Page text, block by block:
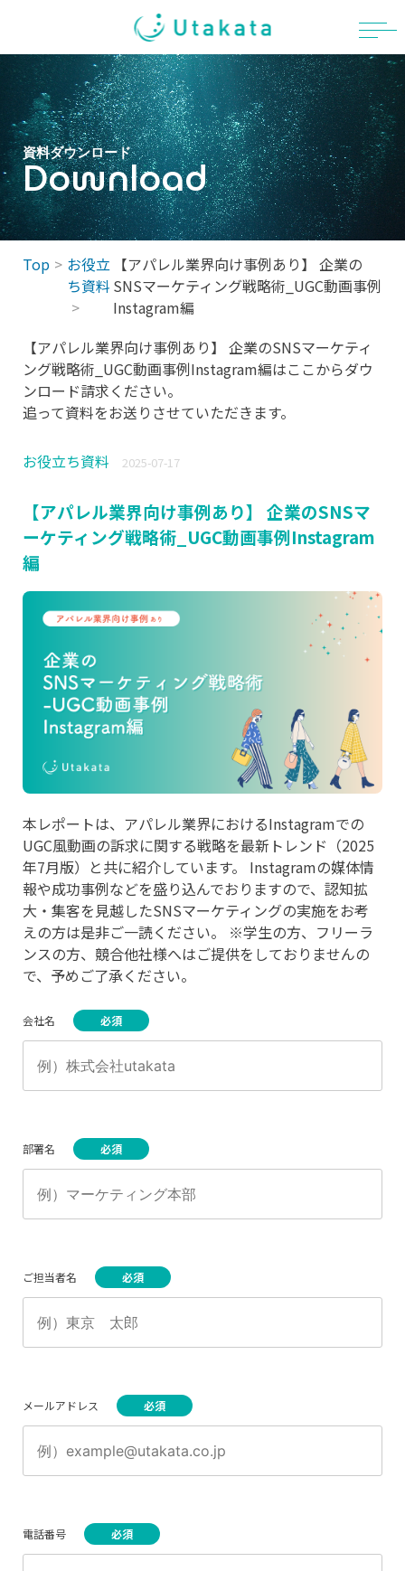
content
資料ダウンロード
Download
Top
お役立
ち資料
【アパレル業界向け事例あり】 企業の
SNSマーケティング戦略術_UGC動画事例
Instagram編
【アパレル業界向け事例あり】 企業のSNSマーケティ
ング戦略術_UGC動画事例Instagram編はここからダウ
ンロード請求ください。
追って資料をお送りさせていただきます。
お役立ち資料 2025-07-17
【アパレル業界向け事例あり】 企業のSNSマ
ーケティング戦略術_UGC動画事例Instagram
編
本レポートは、アパレル業界におけるInstagramでの
UGC風動画の訴求に関する戦略を最新トレンド（2025
年7月版）と共に紹介しています。 Instagramの媒体情
報や成功事例などを盛り込んでおりますので、認知拡
大・集客を見越したSNSマーケティングの実施をお考
えの方は是非ご一読ください。 ※学生の方、フリーラ
ンスの方、競合他社様へはご提供をしておりませんの
で、予めご了承ください。
会社名
部署名
ご担当者名
メールアドレス
電話番号